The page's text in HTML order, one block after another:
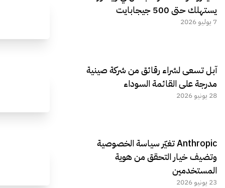
يستهلك حتى 500 جيجابايت
7 يوليو 2026
آبل تسعى لشراء رقائق من شركة صينية
مدرجة على القائمة السوداء
28 يونيو 2026
Anthropic تغيّر سياسة الخصوصية
وتضيف خيار التحقق من هوية
المستخدمين
23 يونيو 2026